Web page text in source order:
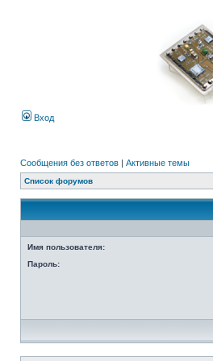
Вход
Сообщения без ответов | Активные темы
Список форумов
Имя пользователя:
Пароль: